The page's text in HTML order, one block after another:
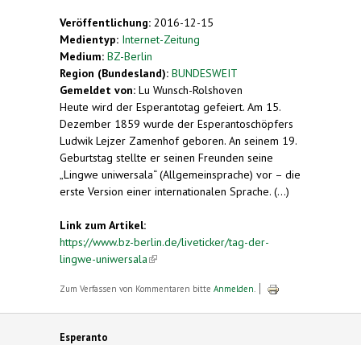
Veröffentlichung: 2016-12-15
Medientyp: Internet-Zeitung
Medium: BZ-Berlin
Region (Bundesland): BUNDESWEIT
Gemeldet von: Lu Wunsch-Rolshoven
Heute wird der Esperantotag gefeiert. Am 15.
Dezember 1859 wurde der Esperantoschöpfers
Ludwik Lejzer Zamenhof geboren. An seinem 19.
Geburtstag stellte er seinen Freunden seine
„Lingwe uniwersala“ (Allgemeinsprache) vor – die
erste Version einer internationalen Sprache. (...)
Link zum Artikel:
https://www.bz-berlin.de/liveticker/tag-der-
lingwe-uniwersala(link is external)
Zum Verfassen von Kommentaren bitte Anmelden
Esperanto